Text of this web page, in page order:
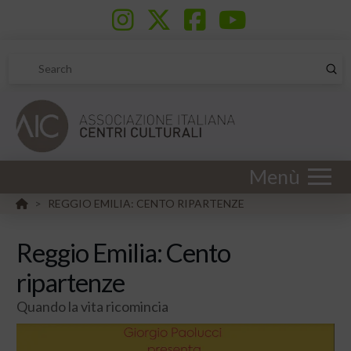
Search
Menù
HOME
> REGGIO EMILIA: CENTO RIPARTENZE
Reggio Emilia: Cento
ripartenze
Quando la vita ricomincia